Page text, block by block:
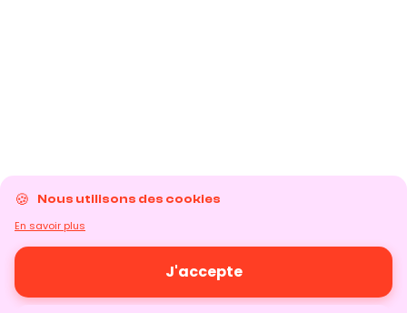
Nous utilisons des cookies
En savoir plus
J'accepte